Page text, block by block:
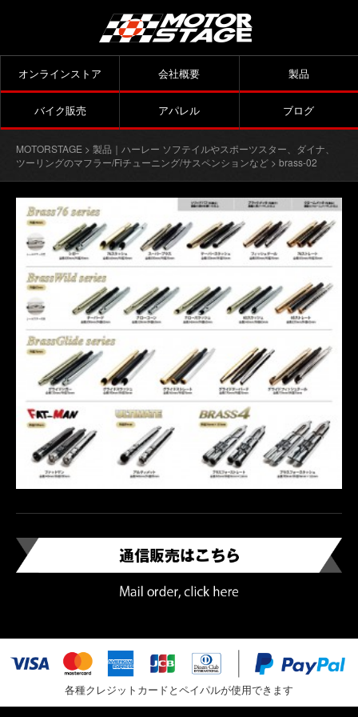
オンラインストア 会社概要 製品
バイク販売 アパレル ブログ
MOTORSTAGE > 製品｜ハーレー ソフテイルやスポーツスター、ダイナ、
ツーリングのマフラー/Fiチューニング/サスペンションなど > brass-02
各種クレジットカードとペイパルが使用できます